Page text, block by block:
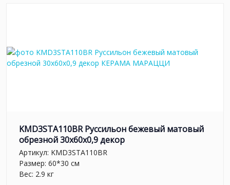
KMD3STA110BR Руссильон бежевый матовый
обрезной 30x60x0,9 декор
Артикул: KMD3STA110BR
Размер: 60*30 см
Вес: 2.9 кг